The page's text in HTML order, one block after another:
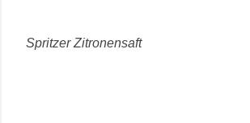
Spritzer Zitronensaft